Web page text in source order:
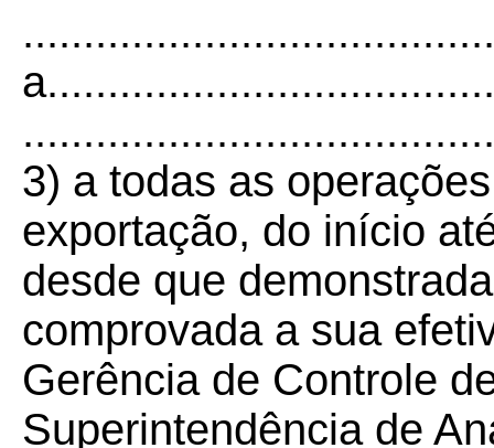
3) a todas as
exportação, do início
desde que
comprovada a sua
Gerência de Controle
Superintendência de